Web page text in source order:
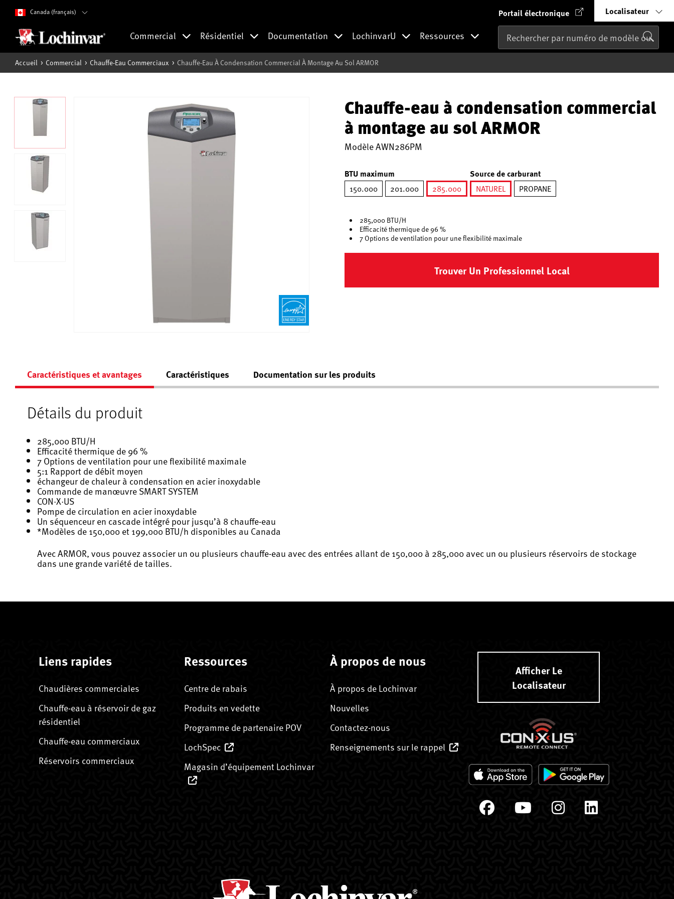
Canada (français) Portail électronique Localisateur
Commercial Résidentiel Documentation LochinvarU Ressources
Accueil Commercial Chauffe-Eau Commerciaux Chauffe-Eau À Condensation Commercial À Montage Au Sol ARMOR
Chauffe-eau à condensation commercial
à montage au sol ARMOR
ModèleAWN286PM
BTU maximum
150.000 201.000
285.000
Source de carburant
NATUREL
PROPANE
285,000 BTU/H
Efficacité thermique de 96 %
7 Options de ventilation pour une flexibilité maximale
Trouver Un Professionnel Local
Caractéristiques et avantages Caractéristiques Documentation sur les produits
Détails du produit
285,000 BTU/H
Efficacité thermique de 96 %
7 Options de ventilation pour une flexibilité maximale
5:1 Rapport de débit moyen
échangeur de chaleur à condensation en acier inoxydable
Commande de manœuvre SMART SYSTEM
CON·X·US
Pompe de circulation en acier inoxydable
Un séquenceur en cascade intégré pour jusqu’à 8 chauffe-eau
*Modèles de 150,000 et 199,000 BTU/h disponibles au Canada
Avec ARMOR, vous pouvez associer un ou plusieurs chauffe-eau avec des entrées allant de 150,000 à 285,000 avec un ou plusieurs réservoirs de stockage
dans une grande variété de tailles.
Liens rapides
Chaudières commerciales
Chauffe-eau à réservoir de gaz
résidentiel
Chauffe-eau commerciaux
Réservoirs commerciaux
Ressources
Centre de rabais
Produits en vedette
Programme de partenaire POV
LochSpec
Magasin d’équipement Lochinvar
À propos de nous
À propos de Lochinvar
Nouvelles
Contactez-nous
Renseignements sur le rappel
Afficher Le
Localisateur